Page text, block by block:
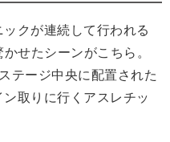
クが連続して行われる
せたシーンがこちら。
テージ中央に配置された
取りに行くアスレチッ